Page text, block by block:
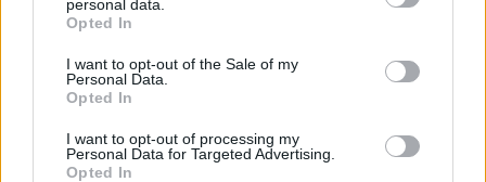
grant or deny consent to Google and its third-party tags to
use your data for below specified purposes in below Google
consent section.
personal data.
Opted In
I want to opt-out of the Sale of my
Personal Data.
Opted In
I want to opt-out of processing my
Personal Data for Targeted Advertising.
Opted In
και πάλι από την ερχόμενη Δευτέρα 22/8 μέχρι και
του από τις 26/8 και μετά».
«Η μέση πορεία της μέγιστης θερμοκρασίας στη
χώρα μας το επόμενο 10ήμερο με μια μόνο ματιά!